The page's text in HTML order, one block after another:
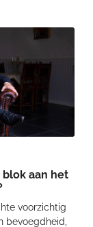
eeuwenoude
blok aan het
voorzichtig
bevoegdheid,